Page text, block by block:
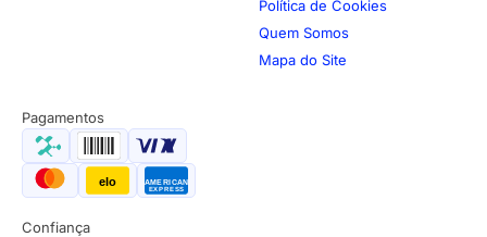
Política de Cookies
Quem Somos
Mapa do Site
Pagamentos
elo AMERICAN
EXPRESS
Confiança